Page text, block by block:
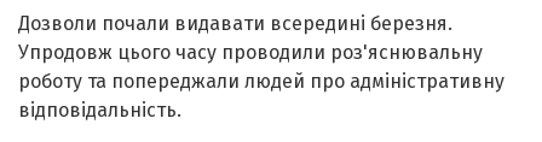
Дозволи почали видавати всередині березня.
Упродовж цього часу проводили роз'яснювальну
роботу та попереджали людей про адміністративну
відповідальність.